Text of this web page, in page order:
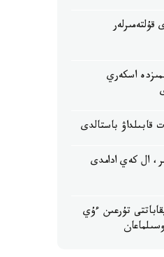
اسكەري
قابىلداۋ باستالدى
ال كەي ادامدى
كوپقاباتتى تۇرعىن ءۇي